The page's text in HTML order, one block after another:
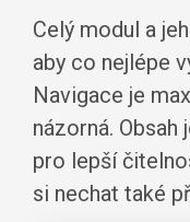
Celý modul a
aby co nejlépe
Navigace je
názorná.
pro lepší
si nechat také